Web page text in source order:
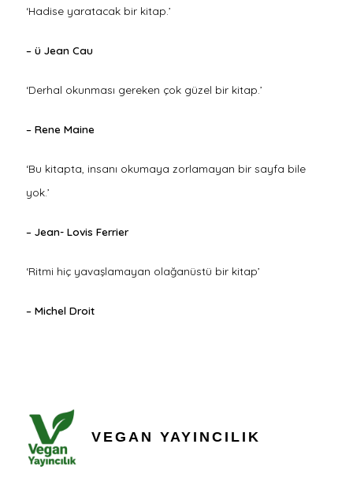
‘Hadise yaratacak bir kitap.’
– ü Jean Cau
‘Derhal okunması gereken çok güzel bir kitap.’
– Rene Maine
‘Bu kitapta, insanı okumaya zorlamayan bir sayfa bile
yok.’
– Jean- Lovis Ferrier
‘Ritmi hiç yavaşlamayan olağanüstü bir kitap’
– Michel Droit
VEGAN YAYINCILIK